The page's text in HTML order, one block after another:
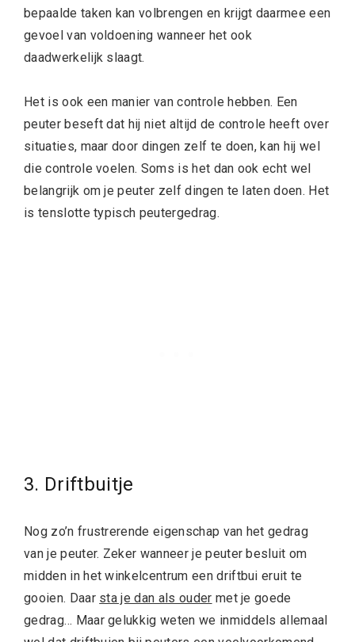
bepaalde taken kan volbrengen en krijgt daarmee een
gevoel van voldoening wanneer het ook
daadwerkelijk slaagt.
Het is ook een manier van controle hebben. Een
peuter beseft dat hij niet altijd de controle heeft over
situaties, maar door dingen zelf te doen, kan hij wel
die controle voelen. Soms is het dan ook echt wel
belangrijk om je peuter zelf dingen te laten doen. Het
is tenslotte typisch peutergedrag.
3. Driftbuitje
Nog zo’n frustrerende eigenschap van het gedrag
van je peuter. Zeker wanneer je peuter besluit om
midden in het winkelcentrum een driftbui eruit te
gooien. Daar sta je dan als ouder met je goede
gedrag… Maar gelukkig weten we inmiddels allemaal